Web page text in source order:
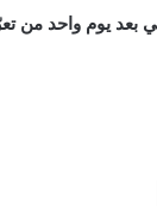
بعد يوم واحد من